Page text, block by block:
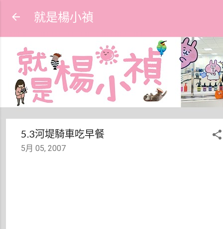
就是楊小禎
5.3河堤騎車吃早餐
5月 05, 2007